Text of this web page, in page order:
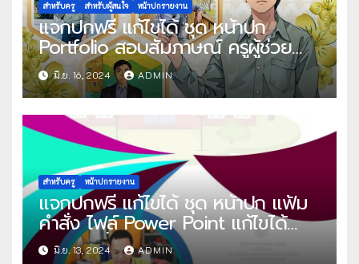
สำหรับครู สำหรับผู้สนใจ หน้าปกรายงาน
แจกปกฟรี แก้ไขได้ ชุด หน้าปก
Portfolio สอบสัมภาษณ์ ครูผู้ช่วย
ไฟล์ Power Point และไฟล์ เทมเพลต
Canva แก้ไขได้ โดย ครูนัท กราฟิก
มิ.ย. 16, 2024 ADMIN
สำหรับครู หน้าปกรายงาน
แจกปกฟรี แก้ไขได้ ชุด หน้าปก แฟ้ม
คำสั่ง ไฟล์ Power Point แก้ไขได้
โดย ปันสื่อการสอน ครูเอกชัย
มิ.ย. 13, 2024 ADMIN